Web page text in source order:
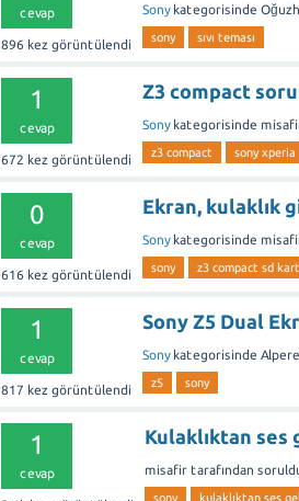
cevap
896 kez görüntülendi
Sonykategorisinde
sony sıvı teması
1
cevap
672 kez görüntülendi
Z3 compact
Sonykategorisinde
z3 compact sony xperia
0
cevap
616 kez görüntülendi
Ekran, kulaklık
Sonykategorisinde
sony z3 compact sd kart
1
cevap
817 kez görüntülendi
Sony Z5 Dual
Sonykategorisinde
z5 sony
1
cevap
Kulaklıktan ses
misafir tarafından
sony kulaklıktan ses